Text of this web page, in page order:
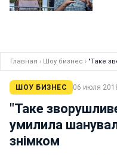
Главная › Шоу бизнес › "Таке
ШОУ БИЗНЕС 06 июля
"Таке
умилила
знімком